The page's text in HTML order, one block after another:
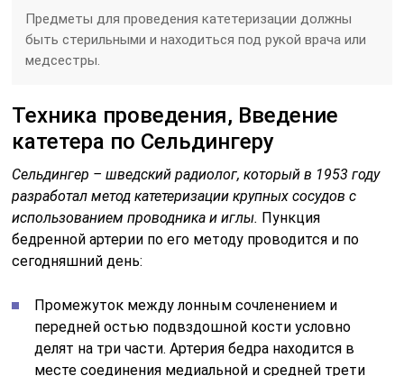
Предметы для проведения катетеризации должны
быть стерильными и находиться под рукой врача или
медсестры.
Техника проведения, Введение
катетера по Сельдингеру
Сельдингер – шведский радиолог, который в 1953 году
разработал метод катетеризации крупных сосудов с
использованием проводника и иглы. Пункция
бедренной артерии по его методу проводится и по
сегодняшний день:
Промежуток между лонным сочленением и
передней остью подвздошной кости условно
делят на три части. Артерия бедра находится в
месте соединения медиальной и средней трети